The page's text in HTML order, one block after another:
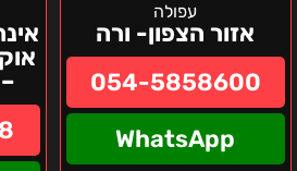
עפולה
אזור הצפון- ורה
054-5858600
WhatsApp